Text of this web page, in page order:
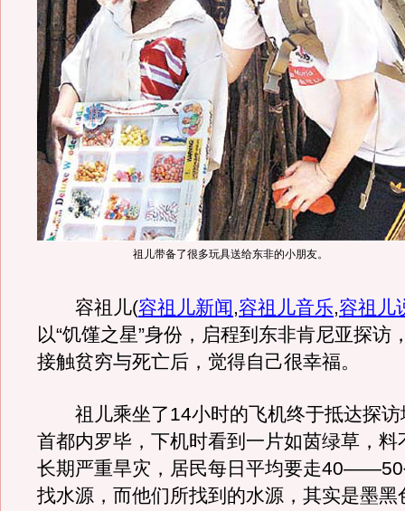
祖儿带备了很多玩具送给东非的小朋友。
容祖儿(容祖儿新闻,容祖儿音乐,容祖儿
以“饥馑之星”身份，启程到东非肯尼亚探访
接触贫穷与死亡后，觉得自己很幸福。
祖儿乘坐了14小时的飞机终于抵达探
首都内罗毕，下机时看到一片如茵绿草，料
长期严重旱灾，居民每日平均要走
找水源，而他们所找到的水源，其实是墨黑